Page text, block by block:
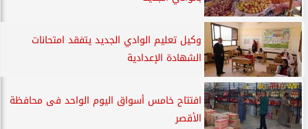
وكيل تعليم الوادي الجديد يتفقد امتحانات
الشهادة الإعدادية
افتتاح خامس أسواق اليوم الواحد فى محافظة
الأقصر